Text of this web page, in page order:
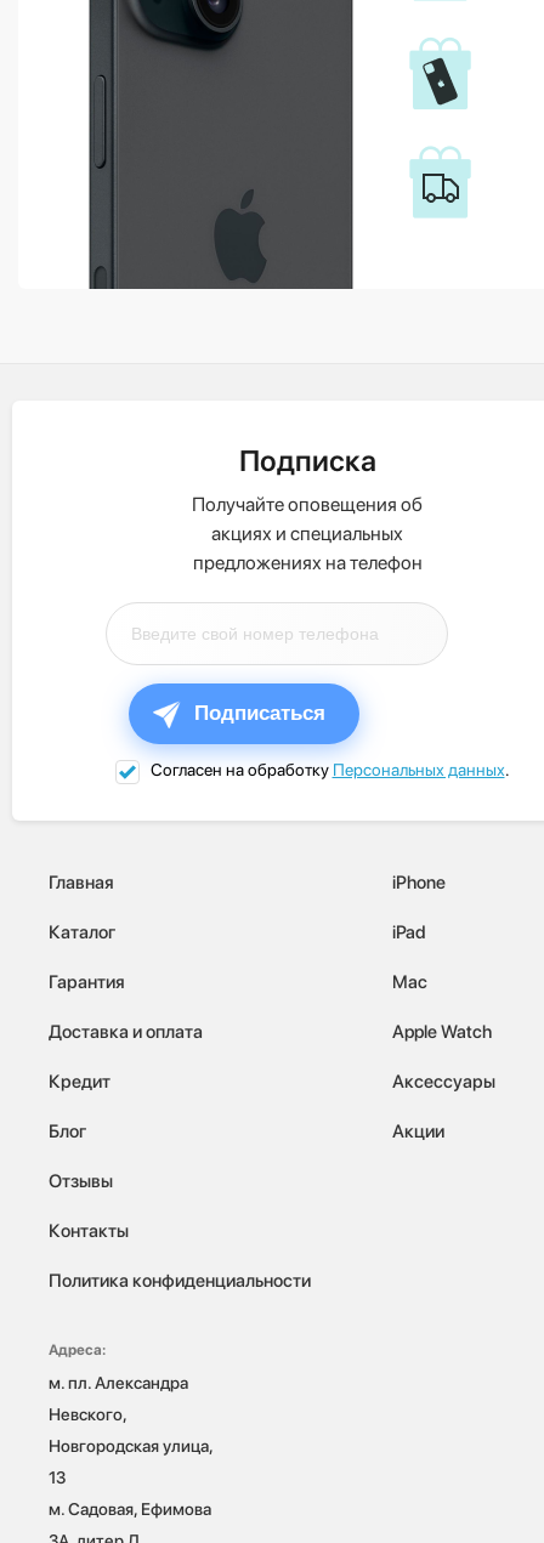
Подписка
Получайте оповещения об
акциях и специальных
предложениях на телефон
Подписаться
Согласен на обработку Персональных данных.
Главная
Каталог
Гарантия
Доставка и оплата
Кредит
Блог
Отзывы
Контакты
Политика конфиденциальности
iPhone
iPad
Mac
Apple Watch
Аксессуары
Акции
Адреса:
м. пл. Александра
Невского,
Новгородская улица,
13
м. Садовая, Ефимова